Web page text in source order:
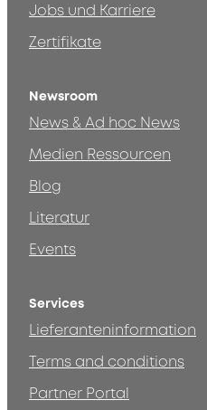
Jobs und Karriere
Zertifikate
Newsroom
News & Ad hoc News
Medien Ressourcen
Blog
Literatur
Events
Services
Lieferanteninformation
Terms and conditions
Partner Portal